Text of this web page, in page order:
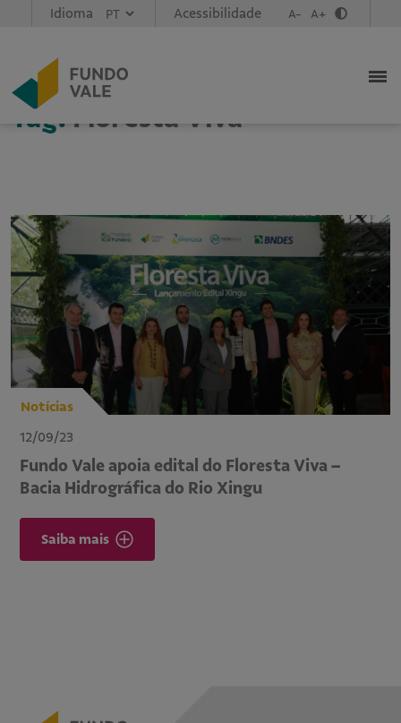
Idioma Acessibilidade A- A+
Tag: Floresta Viva
Notícias
12/09/23
Fundo Vale apoia edital do Floresta Viva –
Bacia Hidrográfica do Rio Xingu
Saiba mais